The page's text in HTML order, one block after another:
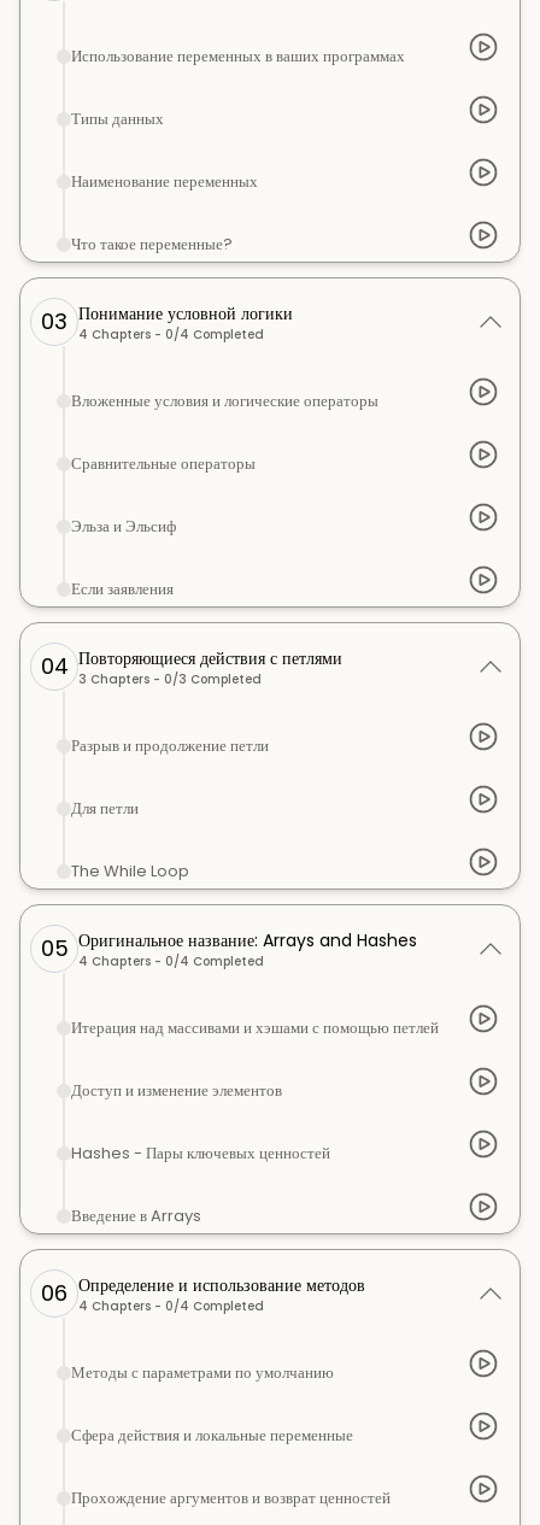
Использование переменных в ваших программах
Типы данных
Наименование переменных
Что такое переменные?
03 Понимание условной логики
4 Chapters - 0/4 Completed
Вложенные условия и логические операторы
Сравнительные операторы
Эльза и Эльсиф
Если заявления
04 Повторяющиеся действия с петлями
3 Chapters - 0/3 Completed
Разрыв и продолжение петли
Для петли
The While Loop
05 Оригинальное название: Arrays and Hashes
4 Chapters - 0/4 Completed
Итерация над массивами и хэшами с помощью петлей
Доступ и изменение элементов
Hashes - Пары ключевых ценностей
Введение в Arrays
06 Определение и использование методов
4 Chapters - 0/4 Completed
Методы с параметрами по умолчанию
Сфера действия и локальные переменные
Прохождение аргументов и возврат ценностей